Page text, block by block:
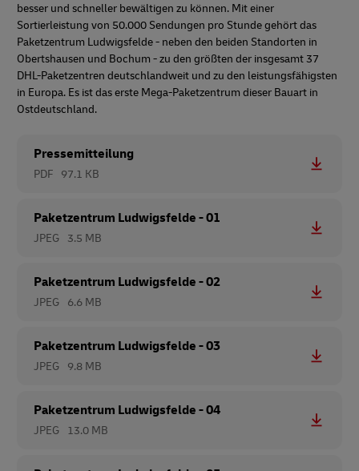
besser und schneller bewältigen zu können. Mit einer
Sortierleistung von 50.000 Sendungen pro Stunde gehört das
Paketzentrum Ludwigsfelde - neben den beiden Standorten in
Obertshausen und Bochum - zu den größten der insgesamt 37
DHL-Paketzentren deutschlandweit und zu den leistungsfähigsten
in Europa. Es ist das erste Mega-Paketzentrum dieser Bauart in
Ostdeutschland.
Pressemitteilung
PDF 97.1 KB
Paketzentrum Ludwigsfelde - 01
JPEG 3.5 MB
Paketzentrum Ludwigsfelde - 02
JPEG 6.6 MB
Paketzentrum Ludwigsfelde - 03
JPEG 9.8 MB
Paketzentrum Ludwigsfelde - 04
JPEG 13.0 MB